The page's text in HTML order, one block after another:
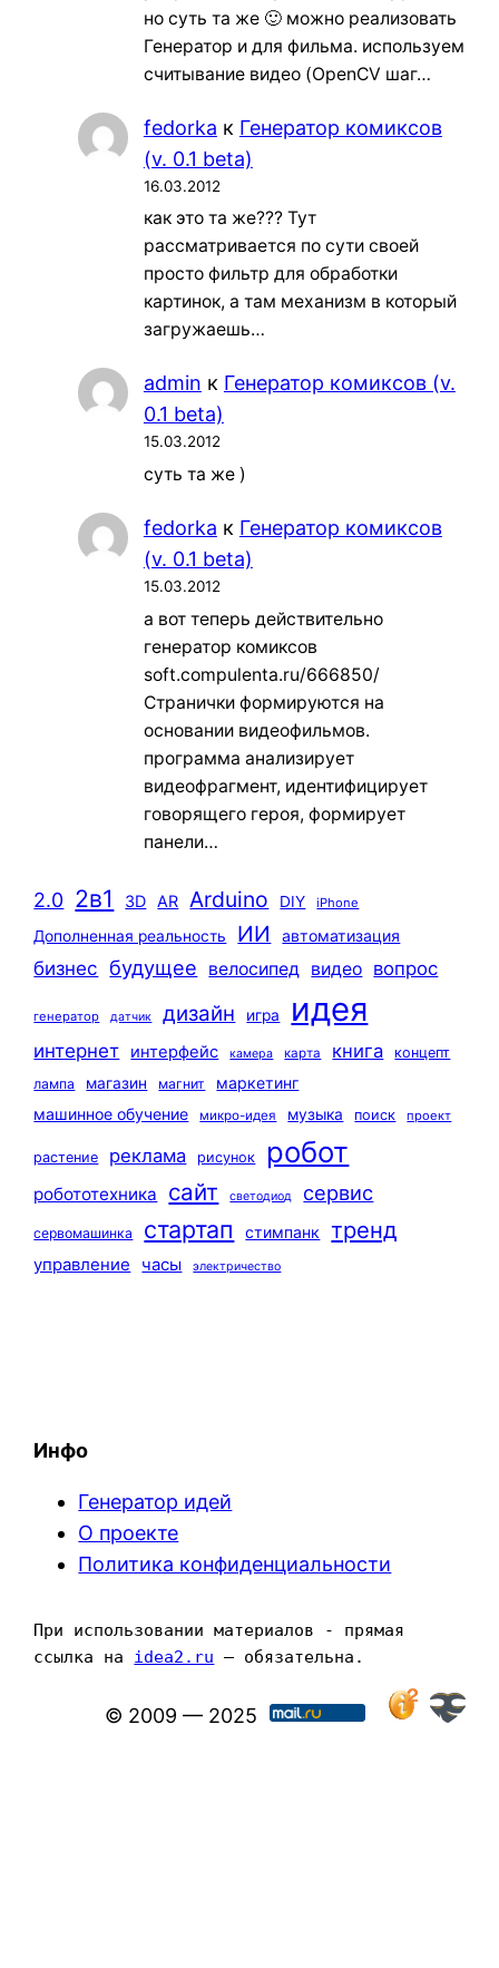
но суть та же 🙂 можно реализовать
Генератор и для фильма. используем
считывание видео (OpenCV шаг…
fedorka к Генератор комиксов
(v. 0.1 beta)
16.03.2012
как это та же??? Тут
рассматривается по сути своей
просто фильтр для обработки
картинок, а там механизм в который
загружаешь…
admin к Генератор комиксов (v.
0.1 beta)
15.03.2012
суть та же )
fedorka к Генератор комиксов
(v. 0.1 beta)
15.03.2012
а вот теперь действительно
генератор комиксов
soft.compulenta.ru/666850/
Странички формируются на
основании видеофильмов.
программа анализирует
видеофрагмент, идентифицирует
говорящего героя, формирует
панели…
2.0 2в1 3D AR Arduino DIY iPhone
Дополненная реальность ИИ автоматизация
бизнес будущее велосипед видео вопрос
генератор датчик дизайн игра идея
интернет интерфейс камера карта книга
концепт
лампа
магазин магнит
маркетинг
машинное обучение
микро-идея музыка поиск проект
растение реклама рисунок робот
робототехника сайт светодиод сервис
сервомашинка стартап стимпанк тренд
управление часы электричество
Инфо
Генератор идей
О проекте
Политика конфиденциальности
При использовании материалов - прямая
ссылка на idea2.ru — обязательна.
© 2009 — 2025